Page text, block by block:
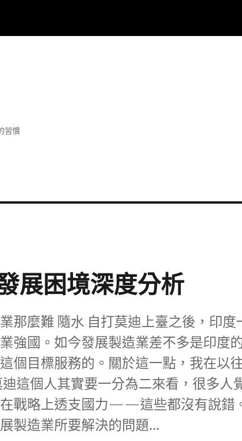
習慣
展困境深度分析
那麼難 隨水 自打莫迪上臺之後，印
強國。如今發展製造業差不多是印度
個目標服務的。關於這一點，我在以
這個人其實要一分為二來看，很多人
戰略上透支國力——這些都沒有說錯
製造業所要解決的問題…